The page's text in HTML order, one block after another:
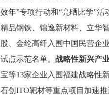
效年”专项行动和“亮晒比学”活
精品钢铁、锦逸新材料、立华
股、金纶高纤入围中国民营企业
试点示范名单。 战略性新兴产
宝等13家企业入围福建战略性
石创ITO靶材等重点项目加速推